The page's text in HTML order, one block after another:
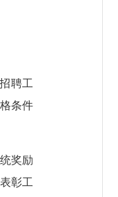
聘工
条件
奖励
彰工